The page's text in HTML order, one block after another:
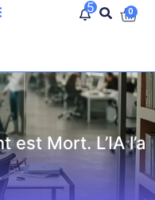
5 0
Mort. L’IA l’a